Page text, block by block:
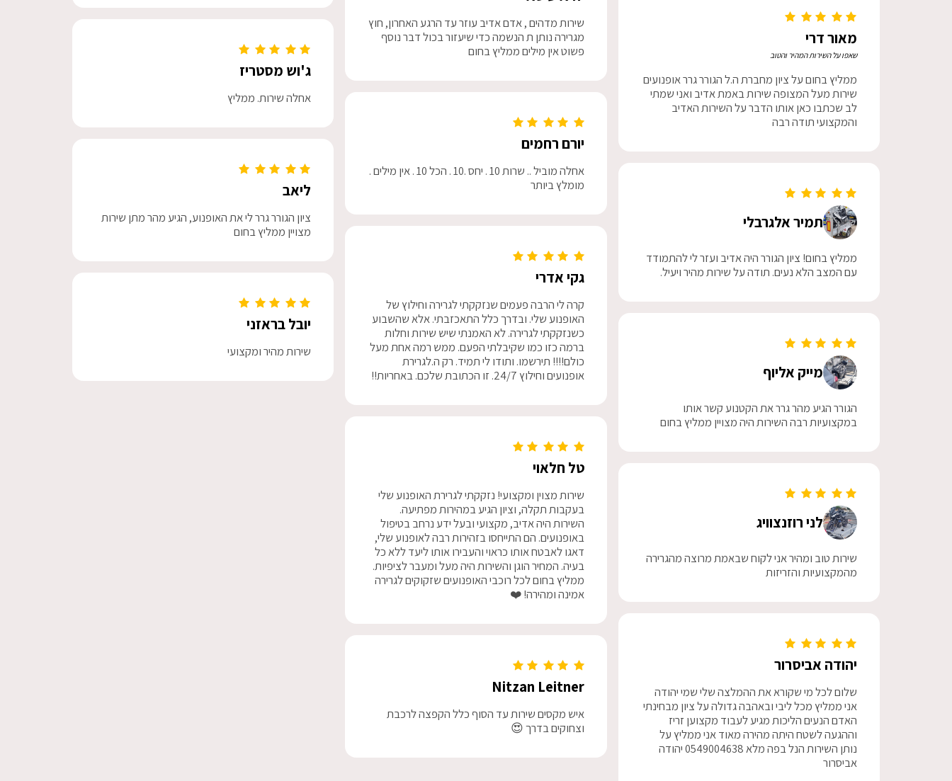
מאור דרי
שאפו על השירות המהיר והטוב
ממליץ בחום על ציון מחברת ה.ל הגורר גרר אופנועים
שירות מעל המצופה שירות באמת אדיב ואני שמתי
לב שכתבו כאן אותו הדבר על השירות האדיב
והמקצועי תודה רבה
תמיר אלגרבלי
ממליץ בחום! ציון הגורר היה אדיב ועזר לי להתמודד
עם המצב הלא נעים. תודה על שירות מהיר ויעיל.
מייק אליוף
הגורר הגיע מהר גרר את הקטנוע קשר אותו
במקצועיות רבה השירות היה מצויין ממליץ בחום
לני רוזנצוויג
שירות טוב ומהיר אני לקוח שבאמת מרוצה מהגרירה
מהמקצועיות והזריזות
יהודה אביסרור
שלום לכל מי שקורא את ההמלצה שלי שמי יהודה
אני ממליץ מכל ליבי ובאהבה גדולה על ציון מבחינתי
האדם הנעים הליכות מגיע לעבוד מקצוען זריז
וההגעה לשטח היתה מהירה מאוד אני ממליץ על
נותן השירות הנל בפה מלא 0549004638 יהודה
אביסרור
שירות מדהים , אדם אדיב עוזר עד הרגע האחרון, חוץ
מגרירה נותן ת הנשמה כדי שיעזור בכול דבר נוסף
פשוט אין מילים ממליץ בחום
יורם רחמים
אחלה מוביל .. שרות 10 . יחס .10 . הכל 10 . אין מילים .
מומלץ ביותר
גקי אדרי
קרה לי הרבה פעמים שנזקקתי לגרירה וחילוץ של
האופנוע שלי. ובדרך כלל התאכזבתי. אלא שהשבוע
כשנזקקתי לגרירה. לא האמנתי שיש שירות וחלות
ברמה כזו כמו שקיבלתי הפעם. ממש רמה אחת מעל
כולם!!!! תירשמו. ותודו לי תמיד. רק ה.לגרירת
אופנועים וחילוץ 24/7. זו הכתובת שלכם. באחריות!!
טל חלאוי
שירות מצוין ומקצועי! נזקקתי לגרירת האופנוע שלי
בעקבות תקלה, וציון הגיע במהירות מפתיעה.
השירות היה אדיב, מקצועי ובעל ידע נרחב בטיפול
באופנועים. הם התייחסו בזהירות רבה לאופנוע שלי,
דאגו לאבטח אותו כראוי והעבירו אותו ליעד ללא כל
בעיה. המחיר הוגן והשירות היה מעל ומעבר לציפיות.
ממליץ בחום לכל רוכבי האופנועים שזקוקים לגרירה
אמינה ומהירה! ❤️
Nitzan Leitner
איש מקסים שירות עד הסוף כלל הקפצה לרכבת
וצחוקים בדרך 😍
ג'וש מסטריז
אחלה שירות. ממליץ
ליאב
ציון הגורר גרר לי את האופנוע, הגיע מהר מתן שירות
מצויין ממליץ בחום
יובל בראזני
שירות מהיר ומקצועי